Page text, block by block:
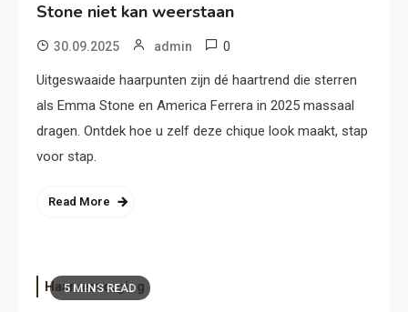
Stone niet kan weerstaan
30.09.2025 admin 0
Uitgeswaaide haarpunten zijn dé haartrend die sterren
als Emma Stone en America Ferrera in 2025 massaal
dragen. Ontdek hoe u zelf deze chique look maakt, stap
voor stap.
Read More
5 MINS READ
Haarverzorging